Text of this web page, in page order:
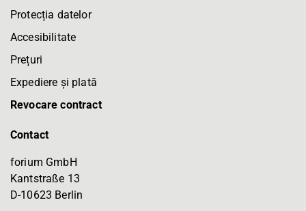
Protecția datelor
Accesibilitate
Prețuri
Expediere și plată
Revocare contract
Contact
forium GmbH
Kantstraße 13
D-10623 Berlin